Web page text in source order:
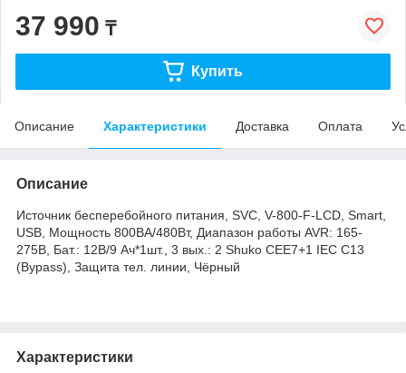
37 990 ₸
Купить
Описание Характеристики Доставка Оплата
Описание
Источник бесперебойного питания, SVC, V-800-F-LCD, Smart,
USB, Мощность 800ВА/480Вт, Диапазон работы AVR: 165-
275В, Бат.: 12В/9 Ач*1шт., 3 вых.: 2 Shuko CEE7+1 IEC C13
(Bypass), Защита тел. линии, Чёрный
Характеристики